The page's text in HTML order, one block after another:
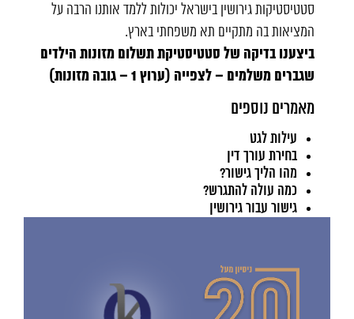
סטטיסטיקות גירושין בישראל יכולות ללמד אותנו הרבה על
המציאות בה מתקיים תא משפחתי בארץ.
ביצענו בדיקה של סטטיסטיקת תשלום מזונות הילדים
שגברים משלמים –לצפייה (ערוץ 1 – גובה מזונות)
מאמרים נוספים
עילות לגט
בחירת עורך דין
מהו הליך גישור?
כמה עולה להתגרש?
גישור עבור גירושין